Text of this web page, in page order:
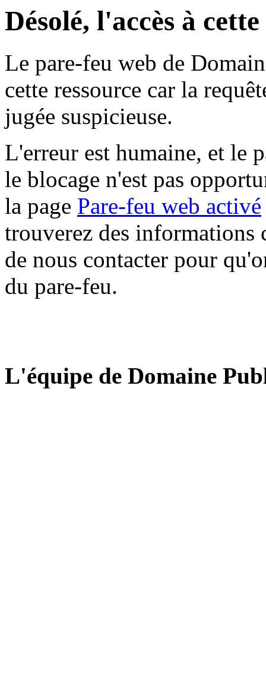
Désolé, l'accès à
Le pare-feu web de
cette ressource car la
jugée suspicieuse.
L'erreur est humaine, et le
le blocage n'est pas
la page Pare-feu web activé
trouverez des informations
de nous contacter pour
du pare-feu.
L'équipe de Domaine